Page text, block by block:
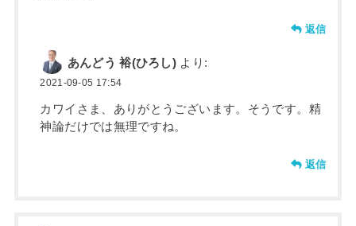
返信
あんどう 裕(ひろし) より:
2021-09-05 17:54
カワイさま、ありがとうございます。そうです。精
神論だけでは無理ですね。
返信